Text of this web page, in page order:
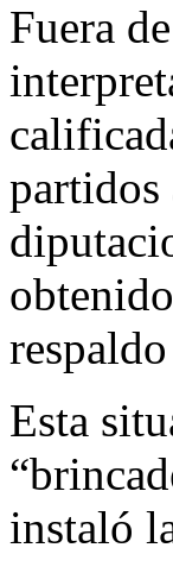
Fuera
Esta
instaló